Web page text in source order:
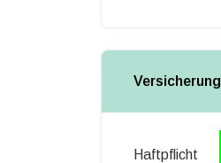
Haftpflicht